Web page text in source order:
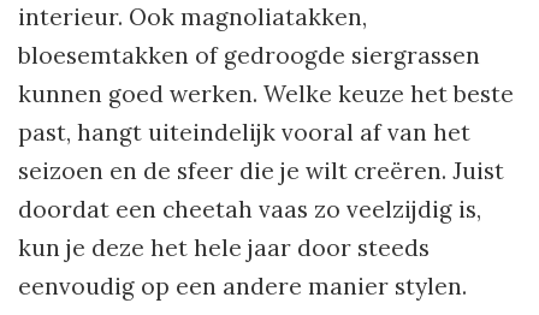
interieur. Ook magnoliatakken,
bloesemtakken of gedroogde siergrassen
kunnen goed werken. Welke keuze het beste
past, hangt uiteindelijk vooral af van het
seizoen en de sfeer die je wilt creëren. Juist
doordat een cheetah vaas zo veelzijdig is,
kun je deze het hele jaar door steeds
eenvoudig op een andere manier stylen.